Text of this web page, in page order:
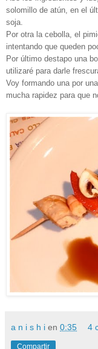
solomillo de atún, en el
soja.
Por otra la cebolla, el
intentando que queden
Por último destapo una
utilizaré para darle
Voy formando una por
mucha rapidez para que
a n i s h i en 0:35 4
Compartir